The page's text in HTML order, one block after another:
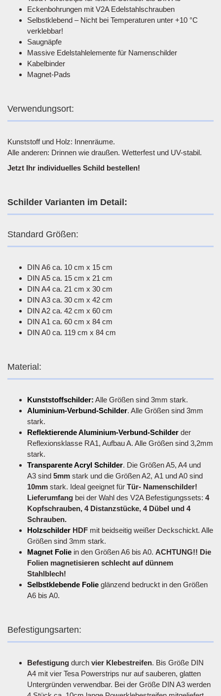
Eckenbohrungen mit V2A Edelstahlschrauben
Selbstklebend – Nicht bei Temperaturen unter +10 °C
verklebbar!
Saugnäpfe
Massive Edelstahlelemente für Namenschilder
Kabelbinder
Magnet-Pads
Verwendungsort:
Kunststoff und Holz: Innenräume.
Alle anderen: Drinnen wie draußen. Wetterfest und UV-stabil.
Jetzt Ihr individuelles Schild bestellen!
Schilder Varianten im Detail:
Standard Größen:
DIN A6 ca. 10 cm x 15 cm
DIN A5 ca. 15 cm x 21 cm
DIN A4 ca. 21 cm x 30 cm
DIN A3 ca. 30 cm x 42 cm
DIN A2 ca. 42 cm x 60 cm
DIN A1 ca. 60 cm x 84 cm
DIN A0 ca. 119 cm x 84 cm
Material:
Kunststoffschilder: Alle Größen sind 3mm stark.
Aluminium-Verbund-Schilder. Alle Größen sind 3mm
stark.
Reflektierende Aluminium-Verbund-Schilder der
Reflexionsklasse RA1, Aufbau A. Alle Größen sind 3,2mm
stark.
Transparente Acryl Schilder. Die Größen A5, A4 und
A3 sind 5mm stark und die Größen A2, A1 und A0 sind
10mm stark. Ideal geeignet für Tür- Namenschilder!
Lieferumfang bei der Wahl des V2A Befestigungssets: 4
Kopfschrauben, 4 Distanzstücke, 4 Dübel und 4
Schrauben.
Holzschilder HDF mit beidseitig weißer Deckschickt. Alle
Größen sind 3mm stark.
Magnet Folie in den Größen A6 bis A0. ACHTUNG!! Die
Folien magnetisieren schlecht auf dünnem
Stahlblech!
Selbstklebende Folie glänzend bedruckt in den Größen
A6 bis A0.
Befestigungsarten:
Befestigung durch vier Klebestreifen. Bis Größe DIN
A4 mit vier Tesa Powerstrips nur auf sauberen, glatten
Untergründen verwendbar. Bei der Größe DIN A3 werden